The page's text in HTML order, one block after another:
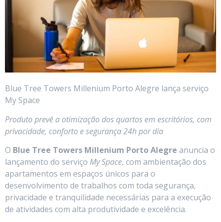
Blue Tree Towers Millenium Porto Alegre lança serviço
My Space
Produto prevê a otimização dos quartos em escritórios, com
privacidade, conforto e segurança 24h por dia
O Blue Tree Towers Millenium Porto Alegre anuncia o
lançamento do serviço My Space, com ambientação dos
apartamentos em espaços únicos para o
desenvolvimento de trabalhos com toda segurança,
privacidade e tranquilidade necessárias para a execução
de atividades com alta produtividade e excelência.